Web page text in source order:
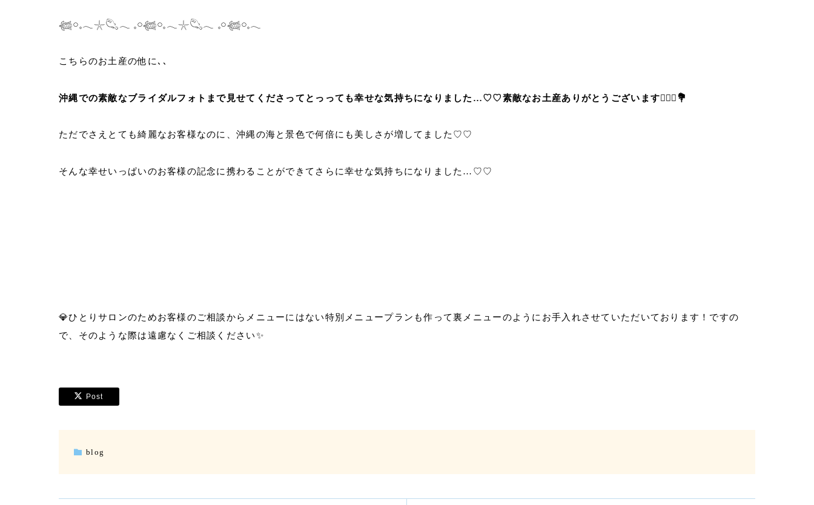
𓆉𓏸𓈒𓂃𓇼𓆡𓂃 𓈒𓏸𓆉𓏸𓈒𓂃𓇼𓆡𓂃 𓈒𓏸𓆉𓏸𓈒𓂃
こちらのお土産の他に､､
沖縄での素敵なブライダルフォトまで見せてくださってとっっても幸せな気持ちになりました…♡♡素敵なお土産ありがとうございます👰🏻‍♀️💐
ただでさえとても綺麗なお客様なのに、沖縄の海と景色で何倍にも美しさが増してました♡♡
そんな幸せいっぱいのお客様の記念に携わることができてさらに幸せな気持ちになりました…♡♡
💎ひとりサロンのためお客様のご相談からメニューにはない特別メニュープランも作って裏メニューのようにお手入れさせていただいております！ですの
で、そのような際は遠慮なくご相談ください✨
Post
blog